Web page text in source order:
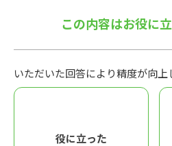
この内容はお役に
いただいた回答により精度が向上
役に立った